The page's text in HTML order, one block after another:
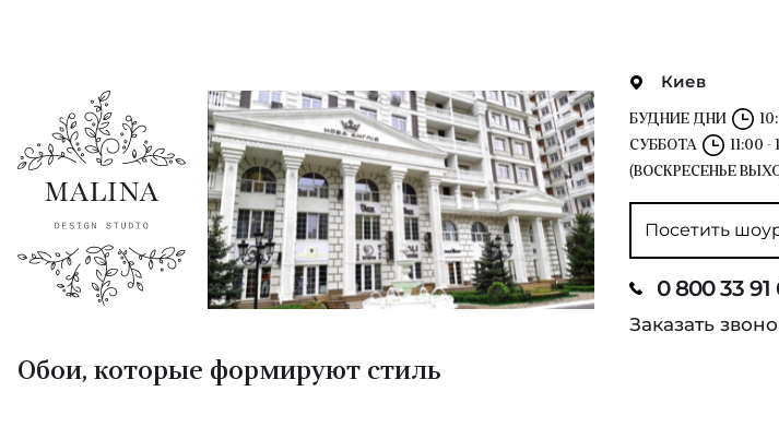
Киев
БУДНИЕ ДНИ
СУББОТА
11:00 -
(ВОСКРЕСЕНЬЕ
Посетить
0 800 33 91
Заказать
Обои, которые формируют стиль